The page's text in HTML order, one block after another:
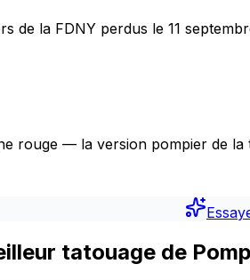
de la FDNY perdus le 11
rouge — la version pompier de
tatouage de